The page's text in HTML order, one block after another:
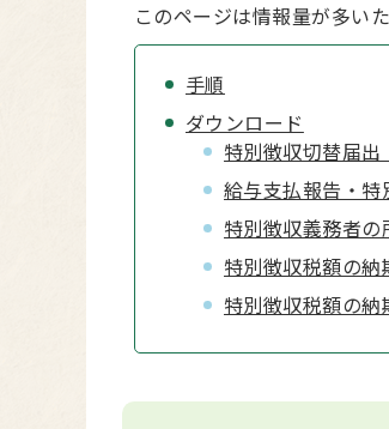
このページは情報量が多い
手順
ダウンロード
特別徴収切替届出
給与支払報告・
特別徴収義務者
特別徴収税額の
特別徴収税額の